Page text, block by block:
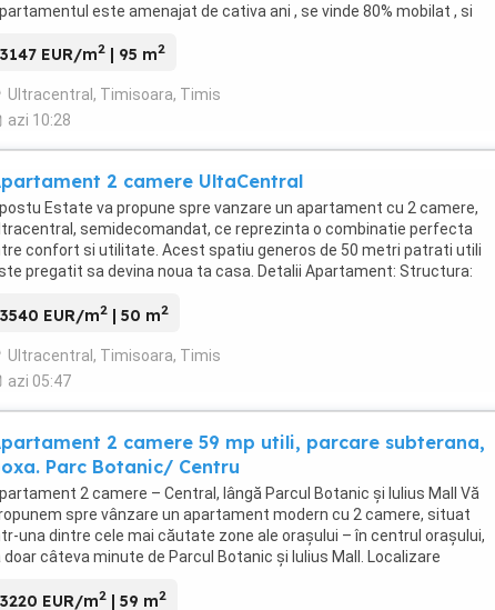
este amenajat de cativa ani , se vinde 80% mobilat , si
3147 EUR/m2 | 95 m2
Ultracentral, Timisoara, Timis
azi 10:28
2 camere UltaCentral
Estate va propune spre vanzare un apartament cu 2 camere,
semidecomandat, ce reprezinta o combinatie perfecta
confort si utilitate. Acest spatiu generos de 50 metri patrati utili
pregatit sa devina noua ta casa. Detalii Apartament: Structura:
3540 EUR/m2 | 50 m2
Ultracentral, Timisoara, Timis
azi 05:47
2 camere 59 mp utili, parcare subterana,
Parc Botanic/ Centru
2 camere – Central, lângă Parcul Botanic și Iulius Mall Vă
spre vânzare un apartament modern cu 2 camere, situat
una dintre cele mai căutate zone ale orașului – în centrul orașului,
doar câteva minute de Parcul Botanic și Iulius Mall. Localizare
3220 EUR/m2 | 59 m2